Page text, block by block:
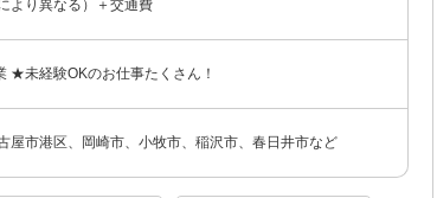
より異なる）＋交通費
★未経験OKのお仕事たくさん！
屋市港区、岡崎市、小牧市、稲沢市、春日井市など